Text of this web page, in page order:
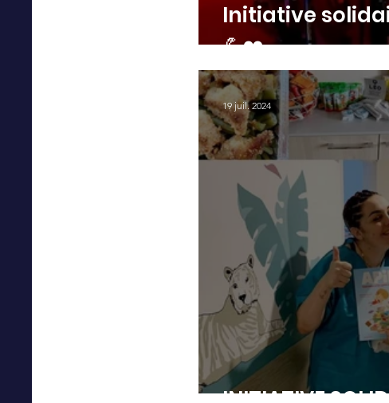
Initiative
💪❤️
19 juil. 2024